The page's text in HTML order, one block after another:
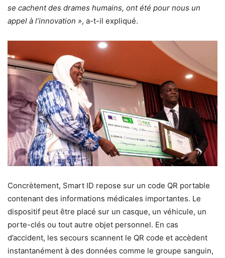
se cachent des drames humains, ont été pour nous un
appel à l’innovation », a-t-il expliqué.
Concrètement, Smart ID repose sur un code QR portable
contenant des informations médicales importantes. Le
dispositif peut être placé sur un casque, un véhicule, un
porte-clés ou tout autre objet personnel. En cas
d’accident, les secours scannent le QR code et accèdent
instantanément à des données comme le groupe sanguin,